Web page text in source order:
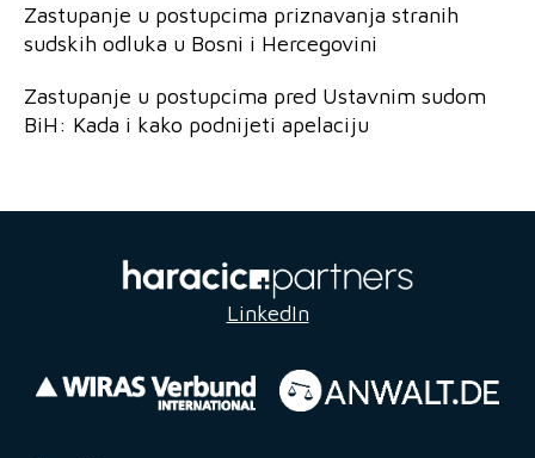
Zastupanje u postupcima priznavanja stranih
sudskih odluka u Bosni i Hercegovini
Zastupanje u postupcima pred Ustavnim sudom
BiH: Kada i kako podnijeti apelaciju
LinkedIn